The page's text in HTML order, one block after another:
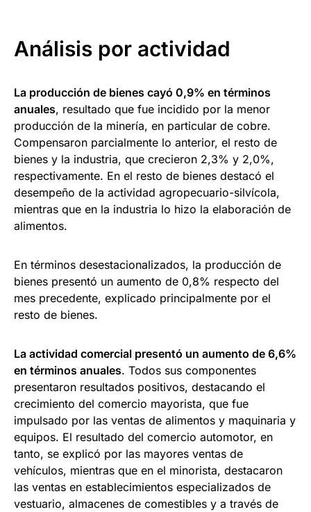
Análisis por actividad
La producción de bienes cayó 0,9% en términos
anuales, resultado que fue incidido por la menor
producción de la minería, en particular de cobre.
Compensaron parcialmente lo anterior, el resto de
bienes y la industria, que crecieron 2,3% y 2,0%,
respectivamente. En el resto de bienes destacó el
desempeño de la actividad agropecuario-silvícola,
mientras que en la industria lo hizo la elaboración de
alimentos.
En términos desestacionalizados, la producción de
bienes presentó un aumento de 0,8% respecto del
mes precedente, explicado principalmente por el
resto de bienes.
La actividad comercial presentó un aumento de 6,6%
en términos anuales. Todos sus componentes
presentaron resultados positivos, destacando el
crecimiento del comercio mayorista, que fue
impulsado por las ventas de alimentos y maquinaria y
equipos. El resultado del comercio automotor, en
tanto, se explicó por las mayores ventas de
vehículos, mientras que en el minorista, destacaron
las ventas en establecimientos especializados de
vestuario, almacenes de comestibles y a través de